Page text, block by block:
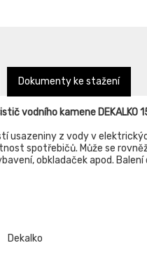
Dokumenty ke stažení
vodního kamene DEKALKO
usazeniny z vody v
spotřebičů. Může se
obkladaček apod.
Dekalko